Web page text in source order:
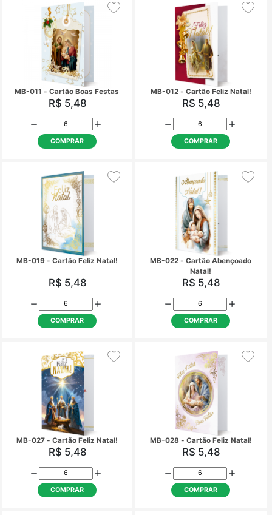
R$ 5,48
COMPRAR
R$ 5,48
MB-011 - Cartão Boas Festas
R$ 5,48
COMPRAR
MB-012 - Cartão
COMPRAR
MB-019 - Cartão Feliz Natal!
R$ 5,48
COMPRAR
MB-022 - Cartão
COMPRAR